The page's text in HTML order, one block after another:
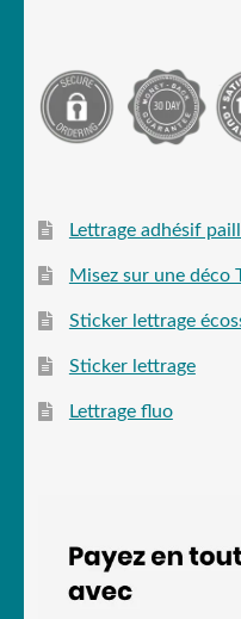
Lettrage adhésif
Misez sur une déco
Sticker lettrage
Sticker lettrage
Lettrage fluo